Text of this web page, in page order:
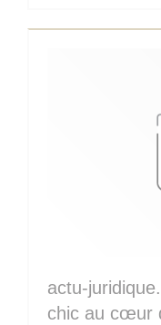
actu-
chic au cœur